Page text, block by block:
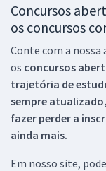
Concursos
os concursos
Conte com a nossa
os concursos
trajetória de
sempre
fazer perder a
ainda mais.
Em nosso site,